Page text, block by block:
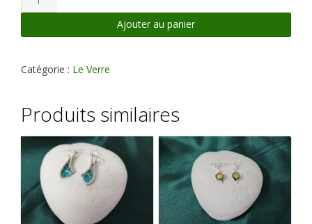
de
d'Oreilles
SP
Ajouter au panier
Catégorie : Le Verre
Produits similaires